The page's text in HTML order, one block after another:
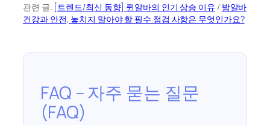
관련 글: [트렌드/최신 동향] 퀸알바의 인기 상승 이유 / 밤알바
건강과 안전, 놓치지 말아야 할 필수 점검 사항은 무엇인가요?
FAQ – 자주 묻는 질문
(FAQ)